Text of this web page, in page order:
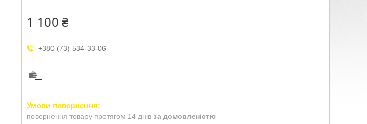
1 100 ₴
+380 (73) 534-33-06
повернення товару протягом 14 днів за домовленістю